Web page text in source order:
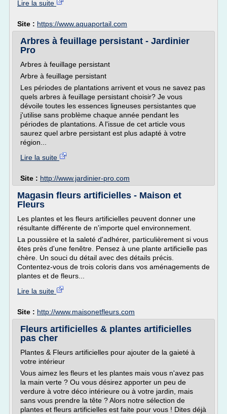
Lire la suite
Site : https://www.aquaportail.com
Arbres à feuillage persistant - Jardinier
Pro
Arbres à feuillage persistant
Arbre à feuillage persistant
Les périodes de plantations arrivent et vous ne savez pas
quels arbres à feuillage persistant choisir? Je vous
dévoile toutes les essences ligneuses persistantes que
j'utilise sans problème chaque année pendant les
périodes de plantations. A l'issue de cet article vous
saurez quel arbre persistant est plus adapté à votre
région...
Lire la suite
Site : http://www.jardinier-pro.com
Magasin fleurs artificielles - Maison et
Fleurs
Les plantes et les fleurs artificielles peuvent donner une
résultante différente de n'importe quel environnement.
La poussière et la saleté d'adhérer, particulièrement si vous
êtes près d'une fenêtre. Pensez à une plante artificielle pas
chère. Un souci du détail avec des détails précis.
Contentez-vous de trois coloris dans vos aménagements de
plantes et de fleurs...
Lire la suite
Site : http://www.maisonetfleurs.com
Fleurs artificielles & plantes artificielles
pas cher
Plantes & Fleurs artificielles pour ajouter de la gaieté à
votre intérieur
Vous aimez les fleurs et les plantes mais vous n'avez pas
la main verte ? Ou vous désirez apporter un peu de
verdure à votre déco intérieure ou à votre jardin, mais
sans vous prendre la tête ? Alors notre sélection de
plantes et fleurs artificielles est faite pour vous ! Dites déjà